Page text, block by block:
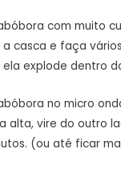
com muito
casca e faça
ela explode dentro
no micro
alta, vire do outro
(ou até ficar